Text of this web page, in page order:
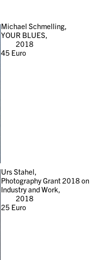
Michael Schmelling,
YOUR BLUES,
2018
45 Euro
Urs Stahel,
Photography Grant 2018 on
Industry and Work,
2018
25 Euro